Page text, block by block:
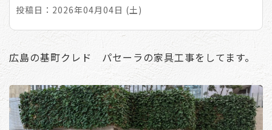
投稿日：2026年04月04日 (土)
広島の基町クレド パセーラの家具工事をしてます。